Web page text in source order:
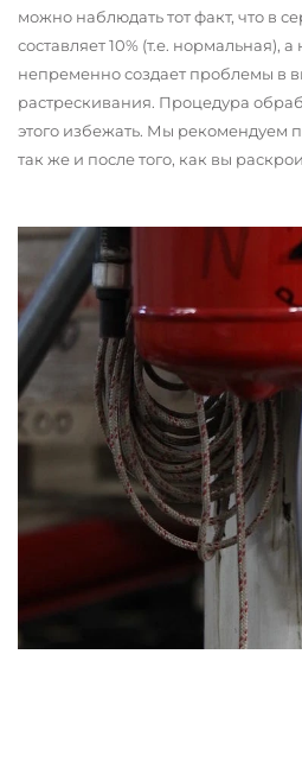
можно наблюдать тот факт, что в
составляет 10% (т.е. нормальная), а
непременно создает проблемы в
растрескивания. Процедура
этого избежать. Мы рекомендуем
так же и после того, как вы